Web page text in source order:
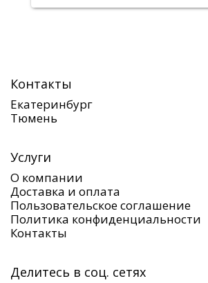
Контакты
Екатеринбург
Тюмень
Услуги
О компании
Доставка и оплата
Пользовательское соглашение
Политика конфиденциальности
Контакты
Делитесь в соц. сетях